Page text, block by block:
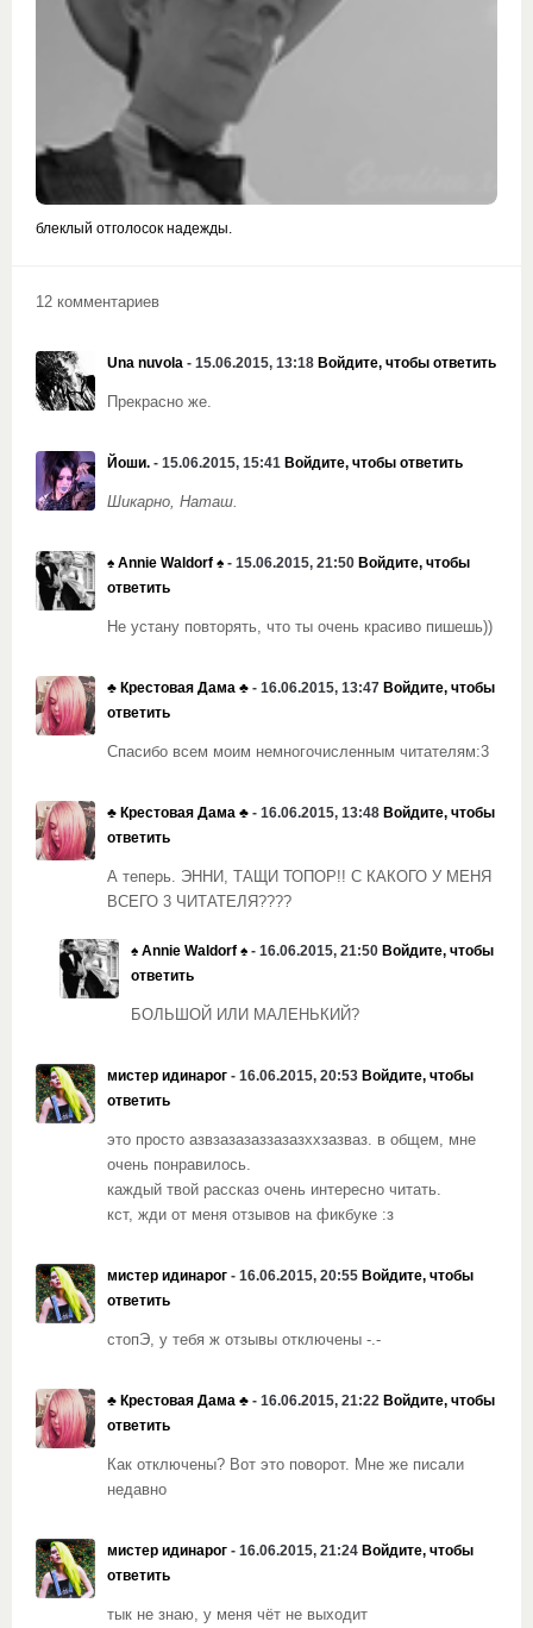
блеклый отголосок надежды.
12 комментариев
Una nuvola - 15.06.2015, 13:18 Войдите, чтобы ответить
Прекрасно же.
Йоши. - 15.06.2015, 15:41 Войдите, чтобы ответить
Шикарно, Наташ.
♠ Annie Waldorf ♠ - 15.06.2015, 21:50 Войдите, чтобы
ответить
Не устану повторять, что ты очень красиво пишешь))
♣️ Крестовая Дама ♣️ - 16.06.2015, 13:47 Войдите, чтобы
ответить
Спасибо всем моим немногочисленным читателям:3
♣️ Крестовая Дама ♣️ - 16.06.2015, 13:48 Войдите, чтобы
ответить
А теперь. ЭННИ, ТАЩИ ТОПОР!! С КАКОГО У МЕНЯ
ВСЕГО 3 ЧИТАТЕЛЯ????
♠ Annie Waldorf ♠ - 16.06.2015, 21:50 Войдите, чтобы
ответить
БОЛЬШОЙ ИЛИ МАЛЕНЬКИЙ?
мистер идинарог - 16.06.2015, 20:53 Войдите, чтобы
ответить
это просто азвзазазаззазазххзазваз. в общем, мне
очень понравилось.
каждый твой рассказ очень интересно читать.
кст, жди от меня отзывов на фикбуке :з
мистер идинарог - 16.06.2015, 20:55 Войдите, чтобы
ответить
стопЭ, у тебя ж отзывы отключены -.-
♣️ Крестовая Дама ♣️ - 16.06.2015, 21:22 Войдите, чтобы
ответить
Как отключены? Вот это поворот. Мне же писали
недавно
мистер идинарог - 16.06.2015, 21:24 Войдите, чтобы
ответить
тык не знаю, у меня чёт не выходит